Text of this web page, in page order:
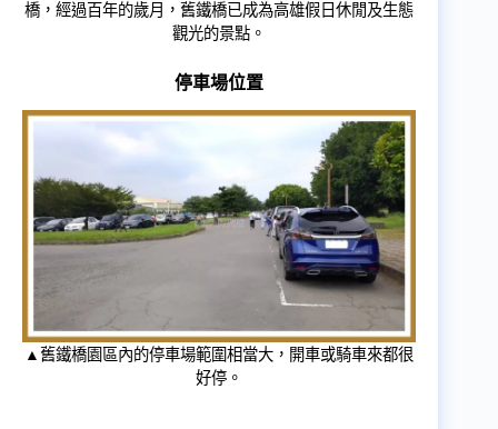
橋，經過百年的歲月，舊鐵橋已成為高雄假日休閒及生態
觀光的景點。
停車場位置
▲舊鐵橋園區內的停車場範圍相當大，開車或騎車來都很
好停。